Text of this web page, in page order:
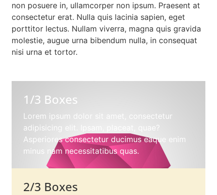
non posuere in, ullamcorper non ipsum. Praesent at
consectetur erat. Nulla quis lacinia sapien, eget
porttitor lectus. Nullam viverra, magna quis gravida
molestie, augue urna bibendum nulla, in consequat
nisi urna et tortor.
1/3 Boxes
Lorem ipsum dolor sit amet, consectetur
adipisicing elit. Ipsam, placeat, quae?
Asperiores consectetur ducimus eaque enim
minus nam necessitatibus quas.
2/3 Boxes